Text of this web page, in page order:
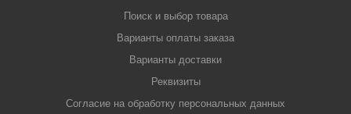
Поиск и выбор товара
Варианты оплаты заказа
Варианты доставки
Реквизиты
Согласие на обработку персональных данных